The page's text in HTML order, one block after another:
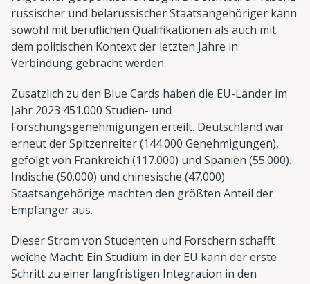
russischer und belarussischer Staatsangehöriger kann
sowohl mit beruflichen Qualifikationen als auch mit
dem politischen Kontext der letzten Jahre in
Verbindung gebracht werden.
Zusätzlich zu den Blue Cards haben die EU-Länder im
Jahr 2023 451.000 Studien- und
Forschungsgenehmigungen erteilt. Deutschland war
erneut der Spitzenreiter (144.000 Genehmigungen),
gefolgt von Frankreich (117.000) und Spanien (55.000).
Indische (50.000) und chinesische (47.000)
Staatsangehörige machten den größten Anteil der
Empfänger aus.
Dieser Strom von Studenten und Forschern schafft
weiche Macht: Ein Studium in der EU kann der erste
Schritt zu einer langfristigen Integration in den